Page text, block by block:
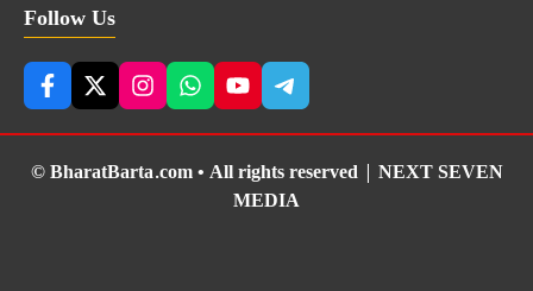
Follow Us
© BharatBarta.com • All rights reserved | NEXT SEVEN
MEDIA